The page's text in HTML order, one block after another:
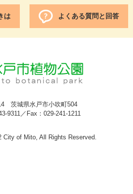
は よくある質問と回答
茨城県水戸市小吹町504
9311／Fax：029-241-1211
City of Mito, All Rights Reserved.